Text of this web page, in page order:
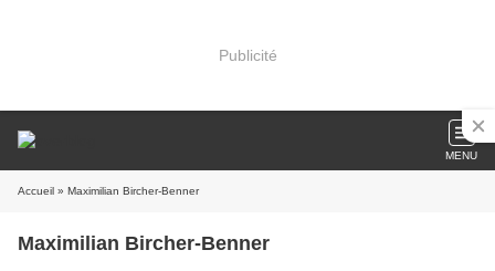
Publicité
MENU
Accueil » Maximilian Bircher-Benner
Maximilian Bircher-Benner